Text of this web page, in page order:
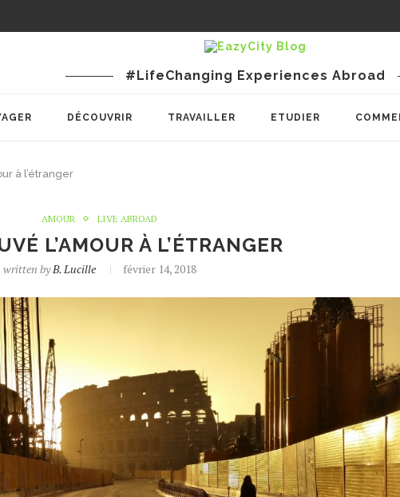
#LifeChanging Experiences Abroad
DÉCOUVRIR TRAVAILLER ETUDIER
à l’étranger
AMOUR LIVE ABROAD
L’AMOUR À L’ÉTRANGER
written byB. Lucille février 14, 2018